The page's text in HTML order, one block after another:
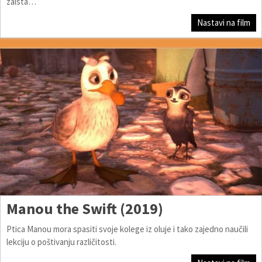
Nastavi na film
Manou the Swift (2019)
Ptica Manou mora spasiti svoje kolege iz oluje i tako zajedno naučili
lekciju o poštivanju različitosti.